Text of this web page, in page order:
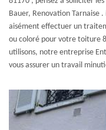
Bauer, Renovation Tarnaise
aisément effectuer un
ou coloré pour votre toiture
utilisons, notre entreprise
vous assurer un travail